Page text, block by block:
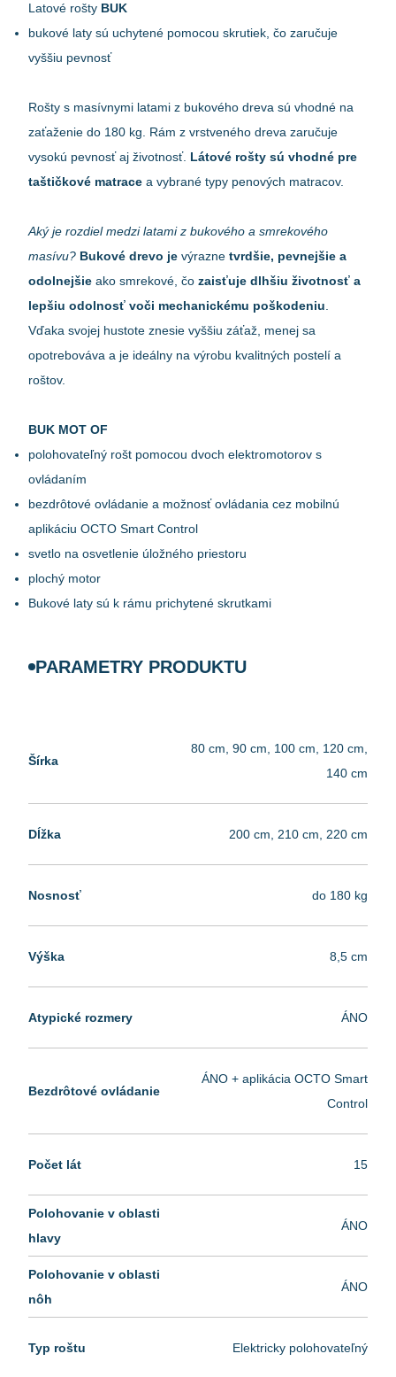
Latové rošty BUK
bukové laty sú uchytené pomocou skrutiek, čo zaručuje
vyššiu pevnosť
Rošty s masívnymi latami z bukového dreva sú vhodné na
zaťaženie do 180 kg. Rám z vrstveného dreva zaručuje
vysokú pevnosť aj životnosť. Látové rošty sú vhodné pre
taštičkové matrace a vybrané typy penových matracov.
Aký je rozdiel medzi latami z bukového a smrekového
masívu? Bukové drevo je výrazne tvrdšie, pevnejšie a
odolnejšie ako smrekové, čo zaisťuje dlhšiu životnosť a
lepšiu odolnosť voči mechanickému poškodeniu.
Vďaka svojej hustote znesie vyššiu záťaž, menej sa
opotrebováva a je ideálny na výrobu kvalitných postelí a
roštov.
BUK MOT OF
polohovateľný rošt pomocou dvoch elektromotorov s
ovládaním
bezdrôtové ovládanie a možnosť ovládania cez mobilnú
aplikáciu OCTO Smart Control
svetlo na osvetlenie úložného priestoru
plochý motor
Bukové laty sú k rámu prichytené skrutkami
PARAMETRY PRODUKTU
Šírka
80 cm, 90 cm, 100 cm, 120 cm,
140 cm
Dĺžka 200 cm, 210 cm, 220 cm
Nosnosť do 180 kg
Výška 8,5 cm
Atypické rozmery ÁNO
Bezdrôtové ovládanie
ÁNO + aplikácia OCTO Smart
Control
Počet lát 15
Polohovanie v oblasti
hlavy
ÁNO
Polohovanie v oblasti
nôh
ÁNO
Typ roštu Elektricky polohovateľný